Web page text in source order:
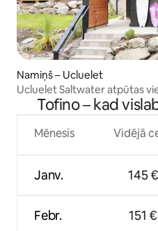
Namiņš – Ucluelet
Ucluelet Saltwater atpūtas
piedzīvojums
Tofino – kad
Mēnesis
Janv.
Febr.
Vidējā
145 €
151 €